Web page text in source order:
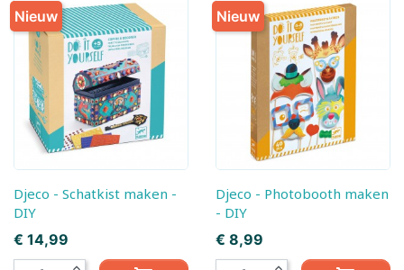
Djeco - Schatkist maken -
DIY
Prijs
€ 14,99
Nieuw
Djeco - Photobooth maken
- DIY
Prijs
€ 8,99
Nieuw